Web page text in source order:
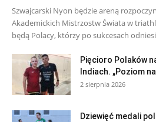
Szwajcarski Nyon będzie areną
Akademickich Mistrzostw Świata w
będą Polacy, którzy po sukcesach
Pięcioro Polaków
Indiach. „Poziom
2 sierpnia 2026
Dziewięć medali